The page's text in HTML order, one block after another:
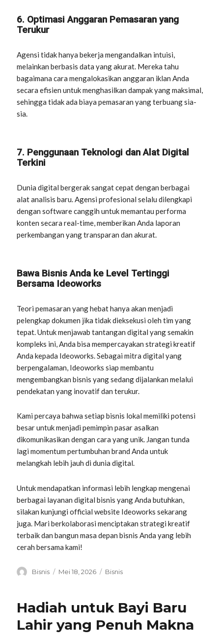
6. Optimasi Anggaran Pemasaran yang
Terukur
Agensi tidak hanya bekerja mengandalkan intuisi,
melainkan berbasis data yang akurat. Mereka tahu
bagaimana cara mengalokasikan anggaran iklan Anda
secara efisien untuk menghasilkan dampak yang maksimal,
sehingga tidak ada biaya pemasaran yang terbuang sia-
sia.
7. Penggunaan Teknologi dan Alat Digital
Terkini
Dunia digital bergerak sangat cepat dengan berbagai
alat analisis baru. Agensi profesional selalu dilengkapi
dengan software canggih untuk memantau performa
konten secara real-time, memberikan Anda laporan
perkembangan yang transparan dan akurat.
Bawa Bisnis Anda ke Level Tertinggi
Bersama Ideoworks
Teori pemasaran yang hebat hanya akan menjadi
pelengkap dokumen jika tidak dieksekusi oleh tim yang
tepat. Untuk menjawab tantangan digital yang semakin
kompleks ini, Anda bisa mempercayakan strategi kreatif
Anda kepada Ideoworks. Sebagai mitra digital yang
berpengalaman, Ideoworks siap membantu
mengembangkan bisnis yang sedang dijalankan melalui
pendekatan yang inovatif dan terukur.
Kami percaya bahwa setiap bisnis lokal memiliki potensi
besar untuk menjadi pemimpin pasar asalkan
dikomunikasikan dengan cara yang unik. Jangan tunda
lagi momentum pertumbuhan brand Anda untuk
melangkah lebih jauh di dunia digital.
Untuk mendapatkan informasi lebih lengkap mengenai
berbagai layanan digital bisnis yang Anda butuhkan,
silakan kunjungi official website Ideoworks sekarang
juga. Mari berkolaborasi menciptakan strategi kreatif
terbaik dan bangun masa depan bisnis Anda yang lebih
cerah bersama kami!
Penulis
Bisnis
Diposkan
Mei 18, 2026 Kategori
Bisnis
Hadiah untuk Bayi Baru
Lahir yang Penuh Makna